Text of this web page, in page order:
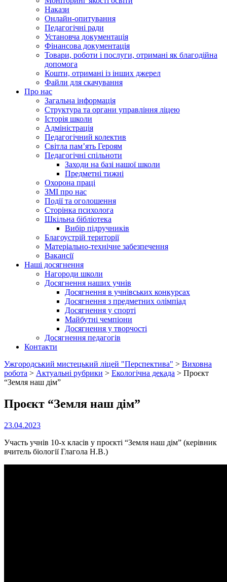
Накази
Онлайн-опитування
Педагогічні ради
Установча документація
Фінансова документація
Товари, роботи і послуги, отримані як благодійна
допомога
Кошти, отримані із інших джерел
Файли для скачування
Про нас
Загальна інформація
Структура та органи управління ліцею
Історія школи
Адміністрація
Педагогічний колектив
Світла пам’ять Героям
Педагогічні спільноти
Заходи на базі нашої школи
Предметні тижні
Охорона праці
ЗМІ про нас
Події та оголошення
Сторінка психолога
Шкільна бібліотека
Вибір підручників
Благоустрій території
Матеріально-технічне забезпечення
Вакансії
Наші досягнення
Нагороди школи
Досягнення наших учнів
Досягнення в учнівських конкурсах
Досягнення з предметних олімпіад
Досягнення у спорті
Майбутні чемпіони
Досягнення у творчості
Досягнення педагогів
Контакти
Ужгородський мистецький ліцей "Перспектива" > Виховна
робота > Актуальні рубрики > Екологічна декада > Проєкт
“Земля наш дім”
Проєкт “Земля наш дім”
23.04.2023
Участь учнів 10-х класів у проєкті “Земля наш дім” (керівник
вчитель біології Глагола Н.В.)